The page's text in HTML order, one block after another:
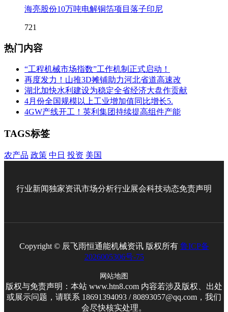
海亮股份10万吨电解铜箔项目落子印尼
721
热门内容
“工程机械市场指数”工作机制正式启动！
再度发力！山推3D摊铺助力河北省道高速改
湖北加快水利建设为稳定全省经济大盘作贡献
4月份全国规模以上工业增加值同比增长5.
4GW产线开工！英利集团持续提高组件产能
TAGS标签
农产品 政策 中日 投资 美国
行业新闻独家资讯市场分析行业展会科技动态免责声明
Copyright © 辰飞雨恒通能机械资讯 版权所有 鲁ICP备
2026005306号-75
网站地图
版权与免责声明：本站 www.htn8.com 内容若涉及版权、出处
或展示问题，请联系 18691394093 / 80893057@qq.com，我们
会尽快核实处理。